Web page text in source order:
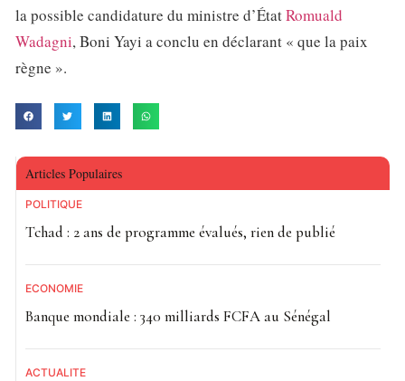
la possible candidature du ministre d’ÉtatRomuald
Wadagni, Boni Yayi a conclu en déclarant « que la paix
règne ».
Articles Populaires
POLITIQUE
Tchad : 2 ans de programme évalués, rien de publié
ECONOMIE
Banque mondiale : 340 milliards FCFA au Sénégal
ACTUALITE